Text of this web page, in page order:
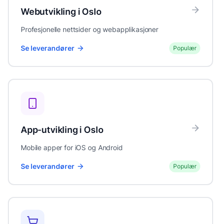
Webutvikling i Oslo
Profesjonelle nettsider og webapplikasjoner
Se leverandører Populær
App-utvikling i Oslo
Mobile apper for iOS og Android
Se leverandører Populær